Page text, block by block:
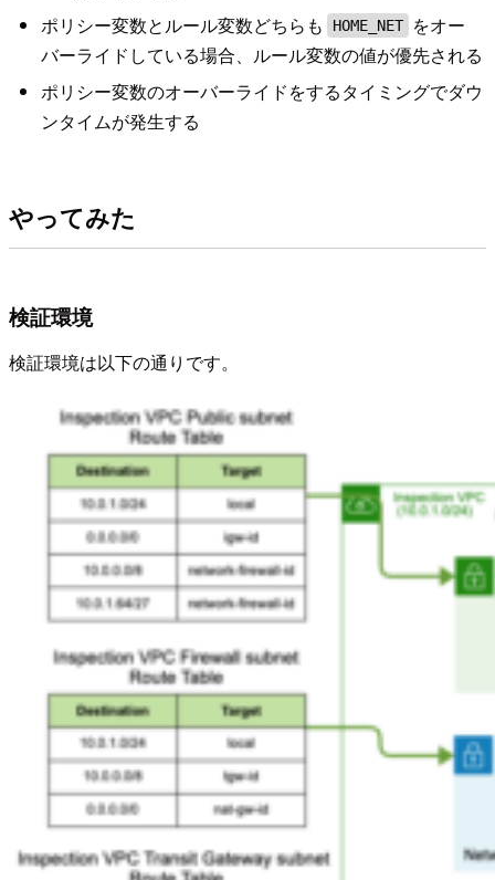
ポリシー変数とルール変数どちらも
HOME_NET
をオー
バーライドしている場合、ルール変数の値が優先される
ポリシー変数のオーバーライドをするタイミングでダウ
ンタイムが発生する
やってみた
検証環境
検証環境は以下の通りです。